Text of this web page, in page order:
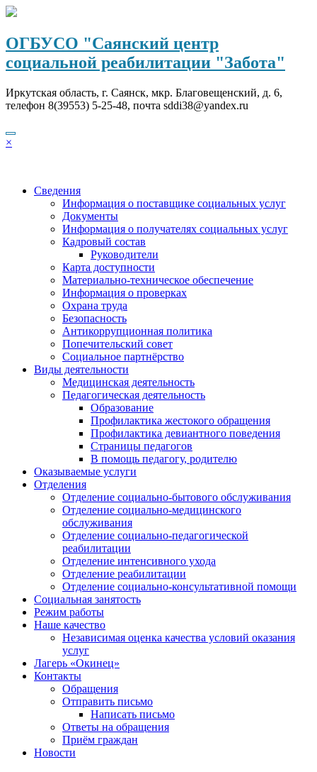
Перейти
содержимому
ОГБУСО "Саянский центр
социальной реабилитации "Забота"
Иркутская область, г. Саянск, мкр. Благовещенский, д. 6,
телефон 8(39553) 5-25-48, почта sddi38@yandex.ru
×
Сведения
Информация о поставщике социальных услуг
Документы
Информация о получателях социальных услуг
Кадровый состав
Руководители
Карта доступности
Материально-техническое обеспечение
Информация о проверках
Охрана труда
Безопасность
Антикоррупционная политика
Попечительский совет
Социальное партнёрство
Виды деятельности
Медицинская деятельность
Педагогическая деятельность
Образование
Профилактика жестокого обращения
Профилактика девиантного поведения
Страницы педагогов
В помощь педагогу, родителю
Оказываемые услуги
Отделения
Отделение социально-бытового обслуживания
Отделение социально-медицинского
обслуживания
Отделение социально-педагогической
реабилитации
Отделение интенсивного ухода
Отделение реабилитации
Отделение социально-консультативной помощи
Социальная занятость
Режим работы
Наше качество
Независимая оценка качества условий оказания
услуг
Лагерь «Окинец»
Контакты
Обращения
Отправить письмо
Написать письмо
Ответы на обращения
Приём граждан
Новости